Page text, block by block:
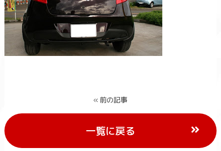
« 前の記事
一覧に戻る